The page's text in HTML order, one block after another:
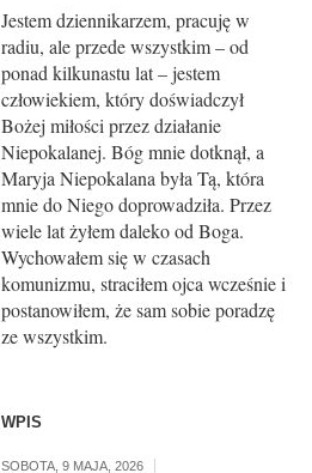
Jestem dziennikarzem, pracuję w
radiu, ale przede wszystkim – od
ponad kilkunastu lat – jestem
człowiekiem, który doświadczył
Bożej miłości przez działanie
Niepokalanej. Bóg mnie dotknął, a
Maryja Niepokalana była Tą, która
mnie do Niego doprowadziła. Przez
wiele lat żyłem daleko od Boga.
Wychowałem się w czasach
komunizmu, straciłem ojca wcze­śnie i
postanowiłem, że sam sobie poradzę
ze wszystkim.
WPIS
SOBOTA, 9 MAJA, 2026